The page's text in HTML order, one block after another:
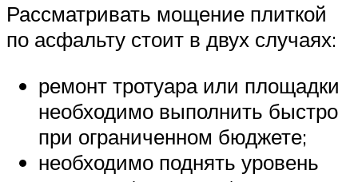
Рассматривать мощение плиткой
по асфальту стоит в двух случаях:
ремонт тротуара или площадки
необходимо выполнить быстро
при ограниченном бюджете;
необходимо поднять уровень